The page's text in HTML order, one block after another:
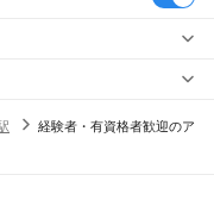
経験者・有資格者歓迎のア